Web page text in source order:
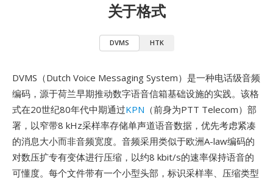
关于格式
DVMS HTK
DVMS（Dutch Voice Messaging System）是一种电话级音频
编码，源于荷兰早期推动数字语音信箱基础设施的实践。该格
式在20世纪80年代中期通过KPN （前身为PTT Telecom）部
署，以窄带8 kHz采样率存储单声道语音数据，优先考虑紧凑
的消息大小而非音频宽度。音频采用类似于欧洲A-law编码的
对数压扩专有变体进行压缩，以约8 kbit/s的速率保持语音的
可懂度。每个文件带有一个小型头部，标识采样率、压缩类型